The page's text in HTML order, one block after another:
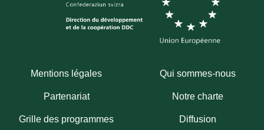
Mentions légales Qui sommes-nous
Partenariat Notre charte
Grille des programmes Diffusion